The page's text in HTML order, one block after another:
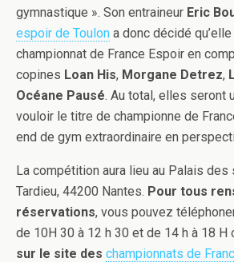
gymnastique ». Son entraineur Eric
espoir de Toulon a donc décidé
championnat de France Espoir en
copines Loan His, Morgane Detrez,
Océane Pausé. Au total, elles seront
vouloir le titre de championne de
end de gym extraordinaire en
La compétition aura lieu au Palais des
Tardieu, 44200 Nantes. Pour tous
réservations, vous pouvez
de 10H 30 à 12 h 30 et de 14 h à 18 H
sur le site des championnats de